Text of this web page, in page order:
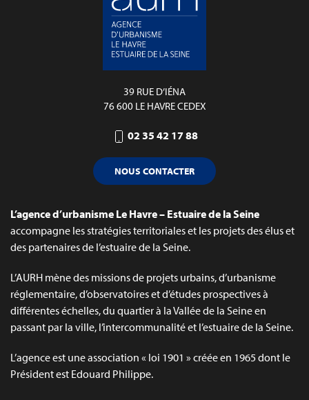
39 RUE D’IÉNA
76 600 LE HAVRE CEDEX
02 35 42 17 88
NOUS CONTACTER
L’agence d’urbanisme Le Havre – Estuaire de la Seine
accompagne les stratégies territoriales et les projets des élus et
des partenaires de l’estuaire de la Seine.
L’AURH mène des missions de projets urbains, d’urbanisme
réglementaire, d’observatoires et d’études prospectives à
différentes échelles, du quartier à la Vallée de la Seine en
passant par la ville, l’intercommunalité et l’estuaire de la Seine.
L’agence est une association « loi 1901 » créée en 1965 dont le
Président est Edouard Philippe.